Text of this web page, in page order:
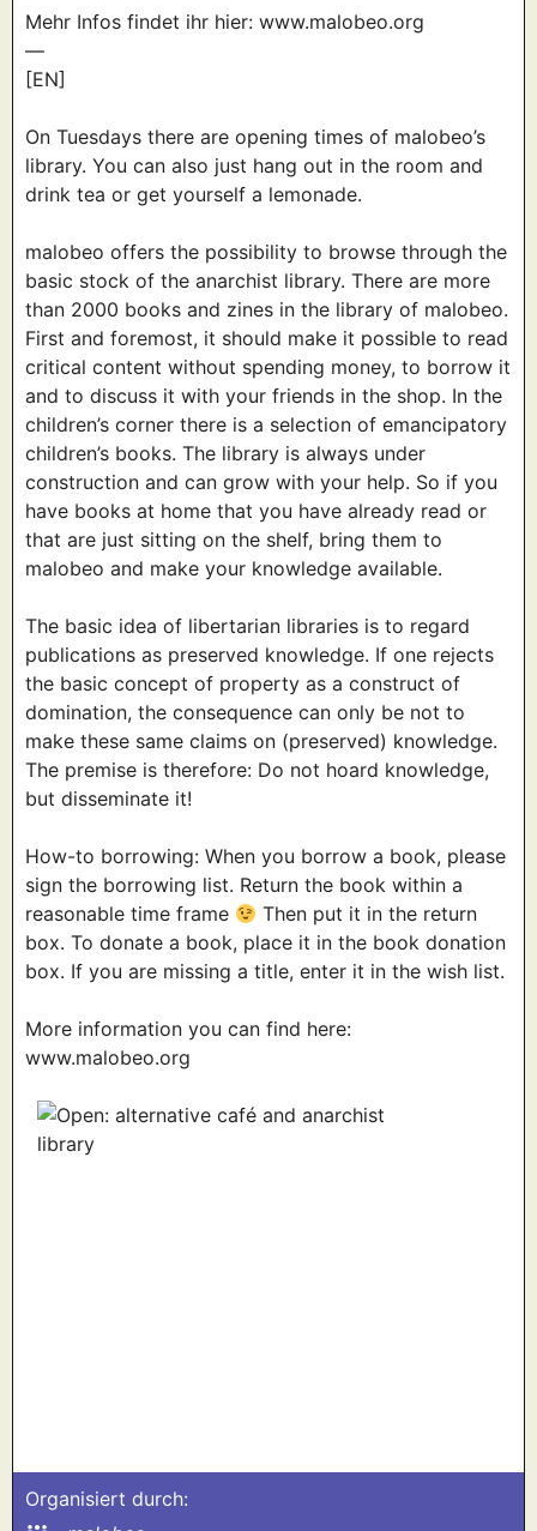
Mehr Infos findet ihr hier: www.malobeo.org
—
[EN]
On Tuesdays there are opening times of malobeo’s
library. You can also just hang out in the room and
drink tea or get yourself a lemonade.
malobeo offers the possibility to browse through the
basic stock of the anarchist library. There are more
than 2000 books and zines in the library of malobeo.
First and foremost, it should make it possible to read
critical content without spending money, to borrow it
and to discuss it with your friends in the shop. In the
children’s corner there is a selection of emancipatory
children’s books. The library is always under
construction and can grow with your help. So if you
have books at home that you have already read or
that are just sitting on the shelf, bring them to
malobeo and make your knowledge available.
The basic idea of libertarian libraries is to regard
publications as preserved knowledge. If one rejects
the basic concept of property as a construct of
domination, the consequence can only be not to
make these same claims on (preserved) knowledge.
The premise is therefore: Do not hoard knowledge,
but disseminate it!
How-to borrowing: When you borrow a book, please
sign the borrowing list. Return the book within a
reasonable time frame
Then put it in the return
box. To donate a book, place it in the book donation
box. If you are missing a title, enter it in the wish list.
More information you can find here:
www.malobeo.org
Organisiert durch: